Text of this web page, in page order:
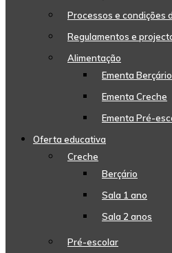
Processos e condições
Regulamentos e
Alimentação
Ementa Berçário
Ementa Creche
Ementa Pré-
Oferta educativa
Creche
Berçário
Sala 1 ano
Sala 2 anos
Pré-escolar